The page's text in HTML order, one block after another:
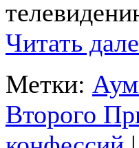
Читать
Метки:
Второго